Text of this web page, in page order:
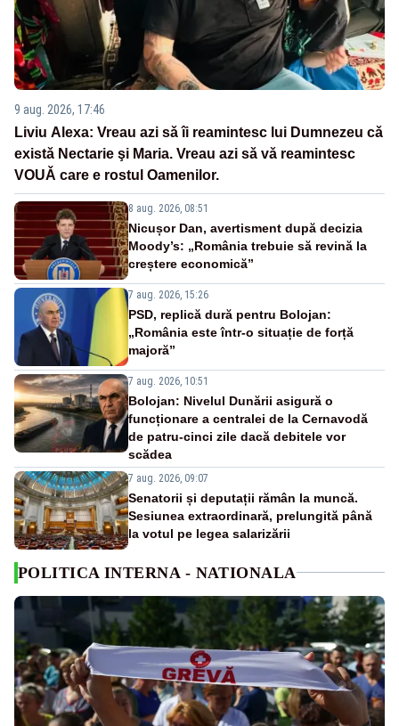
9 aug. 2026, 17:46
Liviu Alexa: Vreau azi sǎ îi reamintesc lui Dumnezeu cǎ
existǎ Nectarie şi Maria. Vreau azi sǎ vǎ reamintesc
VOUǍ care e rostul Oamenilor.
8 aug. 2026, 08:51
Nicușor Dan, avertisment după decizia
Moody’s: „România trebuie să revină la
creștere economică”
7 aug. 2026, 15:26
PSD, replică dură pentru Bolojan:
„România este într-o situație de forță
majoră”
7 aug. 2026, 10:51
Bolojan: Nivelul Dunării asigură o
funcționare a centralei de la Cernavodă
de patru-cinci zile dacă debitele vor
scădea
7 aug. 2026, 09:07
Senatorii și deputații rămân la muncă.
Sesiunea extraordinară, prelungită până
la votul pe legea salarizării
POLITICA INTERNA - NATIONALA